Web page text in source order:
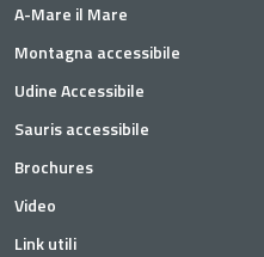
A-Mare il Mare
Montagna accessibile
Udine Accessibile
Sauris accessibile
Brochures
Video
Link utili